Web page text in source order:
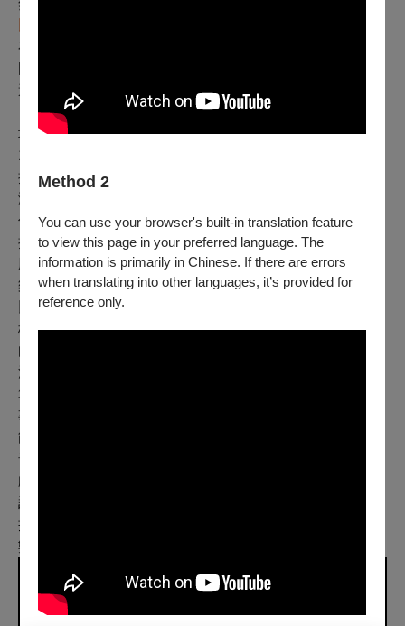
Method 2
You can use your browser's built-in translation feature
to view this page in your preferred language. The
information is primarily in Chinese. If there are errors
when translating into other languages, it’s provided for
reference only.
然（註2），誤認參加蕭邦大賽要像奧運那樣連年摘金！
在多重宇宙裡，近日還有一個由文化部傳藝中心所屬臺灣
這項活動脫胎自30年前兩廳院「樂壇新秀」裡的國樂項
目，目的是經由甄選機制提供青年演奏家專業演出的場
地。
10多年前從原本的書面╱視頻審查改為委由臺灣國樂團在
排練室裡現場甄選，但筆者當時即從專業音樂比賽的制度
演進和藝術人才拔擢的角度，建議如何為這些新秀搭建現
代表演舞台的台階：「表演藝術市場環境不斷變遷，除了
提供年輕音樂家一個舞台，他們現在真正需要的是什
麼？」(註3)原制度不久後停擺，數年前才出現目前臺灣國
樂團的年度器樂大賽。
比賽雖然只是手段，可惜此次連基本的曲目規範和參賽資
格的制訂，都未能脫離台灣學生音樂比賽的某些思維。樂
曲截段演出始終是國樂基礎教育因考試及比賽而設的一大
沉痾，然國家級專業樂團舉辦的賽事也須為節省時間╱預
算，帶頭規定指定曲刪段？而前屆首獎得主仍回鍋參賽一
事，則反映了頗為弔詭的問題，若比賽舞台比真實的舞台
能帶來更大的光芒，是否表示這項機制並未達到一項專業
音樂比賽後續的台階功能，而淪為一場不斷輪迴的魷魚遊
戲？
註：
據YouTube中、東歐公眾政策經理Marcin Olender揭露的
數據。（自2:11:00起）。